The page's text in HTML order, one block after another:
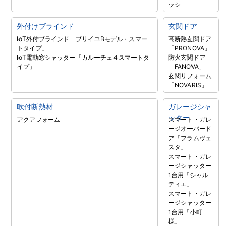
ッシ
外付けブラインド
IoT外付ブラインド「ブリイユBモデル・スマー
トタイプ」
IoT電動窓シャッター「カルーチェ４スマートタ
イプ」
玄関ドア
高断熱玄関ドア
「PRONOVA」
防火玄関ドア
「FANOVA」
玄関リフォーム
「NOVARIS」
吹付断熱材
アクアフォーム
ガレージシャ
ッター
スマート・ガレ
ージオーバード
ア「フラムヴェ
スタ」
スマート・ガレ
ージシャッター
1台用「シャル
ティエ」
スマート・ガレ
ージシャッター
1台用「小町
様」